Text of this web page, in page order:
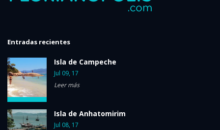
Entradas recientes
Isla de Campeche
Jul 09, 17
Leer más
Isla de Anhatomirim
Jul 08, 17